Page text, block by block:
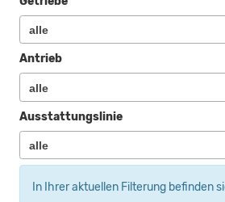
Antrieb
Ausstattungslinie
In Ihrer aktuellen Filterung befinden